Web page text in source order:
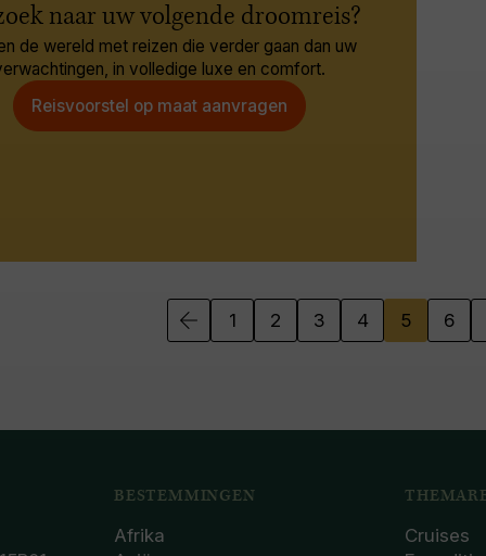
naar uw volgende droomreis?
de wereld met reizen die verder gaan dan uw
in volledige luxe en comfort.
Reisvoorstel op maat aanvragen
1 2 3 4 5 6
BESTEMMINGEN
Afrika
Cruises